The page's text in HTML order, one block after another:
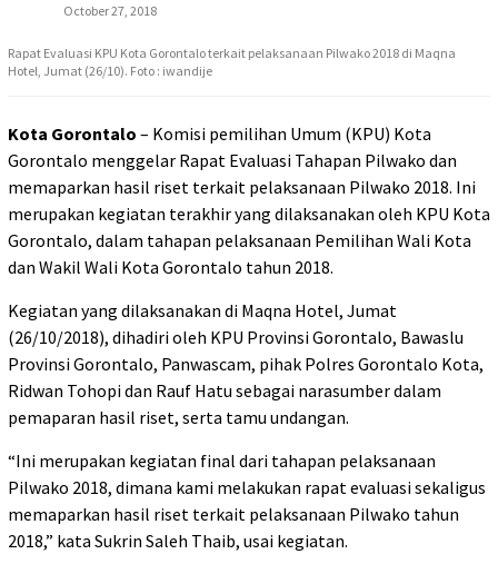
October 27, 2018
Rapat Evaluasi KPU Kota Gorontalo terkait pelaksanaan Pilwako 2018 di Maqna
Hotel, Jumat (26/10). Foto : iwandije
Kota Gorontalo – Komisi pemilihan Umum (KPU) Kota
Gorontalo menggelar Rapat Evaluasi Tahapan Pilwako dan
memaparkan hasil riset terkait pelaksanaan Pilwako 2018. Ini
merupakan kegiatan terakhir yang dilaksanakan oleh KPU Kota
Gorontalo, dalam tahapan pelaksanaan Pemilihan Wali Kota
dan Wakil Wali Kota Gorontalo tahun 2018.
Kegiatan yang dilaksanakan di Maqna Hotel, Jumat
(26/10/2018), dihadiri oleh KPU Provinsi Gorontalo, Bawaslu
Provinsi Gorontalo, Panwascam, pihak Polres Gorontalo Kota,
Ridwan Tohopi dan Rauf Hatu sebagai narasumber dalam
pemaparan hasil riset, serta tamu undangan.
“Ini merupakan kegiatan final dari tahapan pelaksanaan
Pilwako 2018, dimana kami melakukan rapat evaluasi sekaligus
memaparkan hasil riset terkait pelaksanaan Pilwako tahun
2018,” kata Sukrin Saleh Thaib, usai kegiatan.